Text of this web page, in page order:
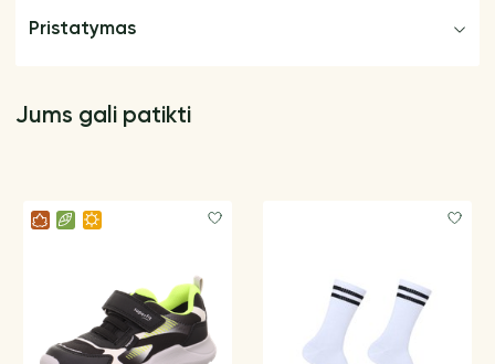
Pristatymas
Jums gali patikti